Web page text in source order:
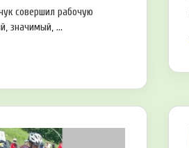
совершил рабочую
значимый, ...